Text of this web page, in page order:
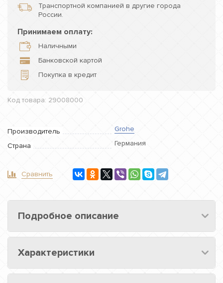
Транспортной компанией в другие города
России.
Принимаем оплату:
Наличными
Банковской картой
Покупка в кредит
Код товара: 29008000
Производитель
Grohe
Страна
Германия
Сравнить
Подробное описание
Характеристики